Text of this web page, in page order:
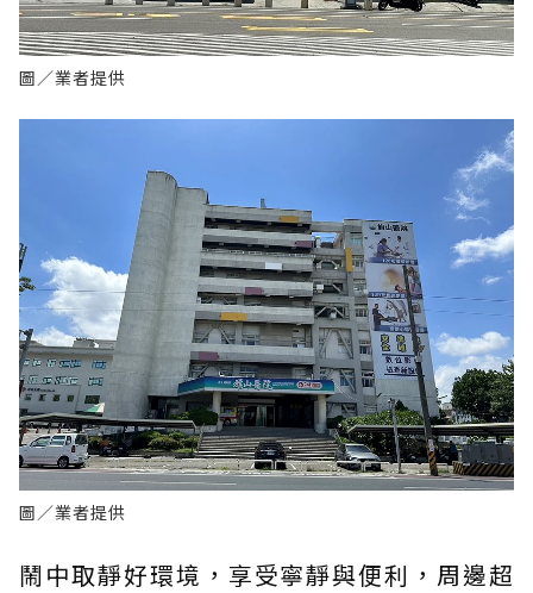
圖／業者提供
圖／業者提供
鬧中取靜好環境，享受寧靜與便利，周邊超